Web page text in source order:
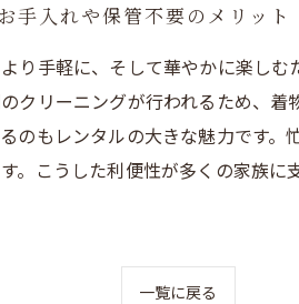
手入れや保管不要のメリット
り手軽に、そして華やかに楽し
クリーニングが行われるため、
のもレンタルの大きな魅力です
。こうした利便性が多くの家族
一覧に戻る